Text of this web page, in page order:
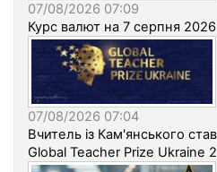
07/08/2026 07:09
Курс валют на 7 серпня
07/08/2026 07:04
Вчитель із Кам'янського
Global Teacher Prize Ukraine